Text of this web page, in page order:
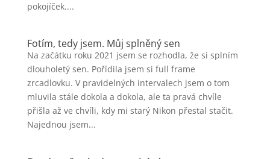
pokojíček....
Fotím, tedy jsem. Můj splněný sen
Na začátku roku 2021 jsem se rozhodla, že si splním
dlouholetý sen. Pořídila jsem si full frame
zrcadlovku. V pravidelných intervalech jsem o tom
mluvila stále dokola a dokola, ale ta pravá chvíle
přišla až ve chvíli, kdy mi starý Nikon přestal stačit.
Najednou jsem...